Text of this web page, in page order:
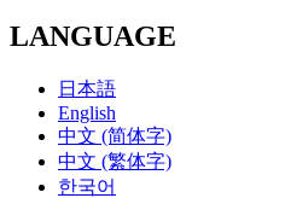
LANGUAGE
日本語
English
中文 (简体字)
中文 (繁体字)
한국어